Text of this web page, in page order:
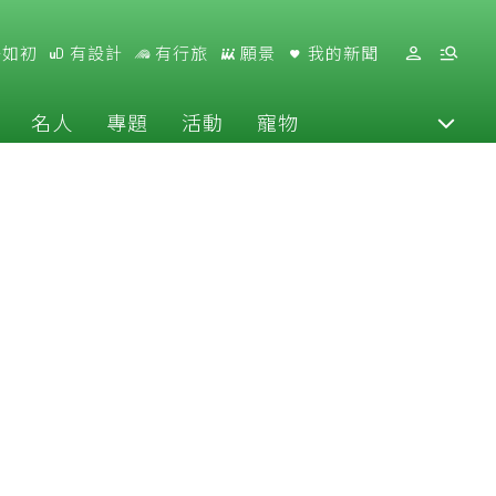
初 有設計 有行旅 願景 我的新聞
名人 專題 活動 寵物